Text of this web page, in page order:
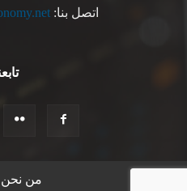
اتصل بنا:
من نحن